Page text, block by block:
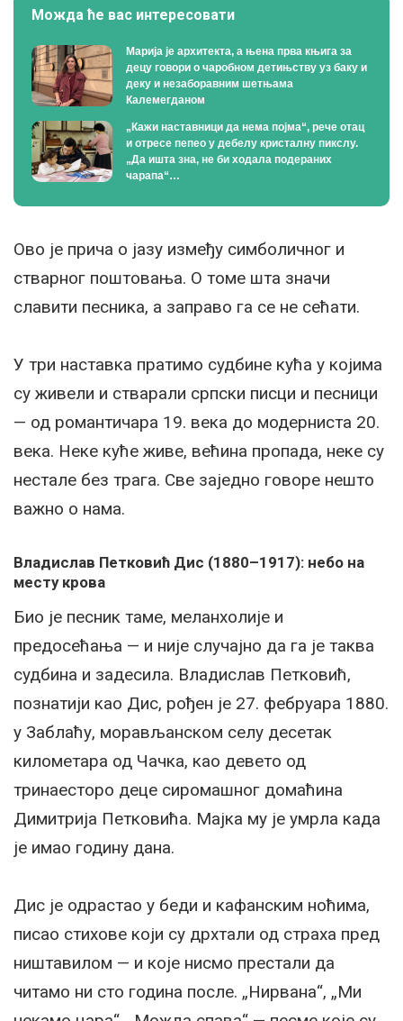
Можда ће вас интересовати
Марија је архитекта, а њена прва књига за
децу говори о чаробном детињству уз баку и
деку и незаборавним шетњама
Калемегданом
„Кажи наставници да нема појма“, рече отац
и отресе пепео у дебелу кристалну пикслу.
„Да ишта зна, не би ходала подераних
чарапа“…
Ово је прича о јазу између симболичног и
стварног поштовања. О томе шта значи
славити песника, а заправо га се не сећати.
У три наставка пратимо судбине кућа у којима
су живели и стварали српски писци и песници
— од романтичара 19. века до модерниста 20.
века. Неке куће живе, већина пропада, неке су
нестале без трага. Све заједно говоре нешто
важно о нама.
Владислав Петковић Дис (1880–1917): небо на
месту крова
Био је песник таме, меланхолије и
предосећања — и није случајно да га је таква
судбина и задесила. Владислав Петковић,
познатији као Дис, рођен је 27. фебруара 1880.
у Заблаћу, морављанском селу десетак
километара од Чачка, као девето од
тринаесторо деце сиромашног домаћина
Димитрија Петковића. Мајка му је умрла када
је имао годину дана.
Дис је одрастао у беди и кафанским ноћима,
писао стихове који су дрхтали од страха пред
ништавилом — и које нисмо престали да
читамо ни сто година после. „Нирвана“, „Ми